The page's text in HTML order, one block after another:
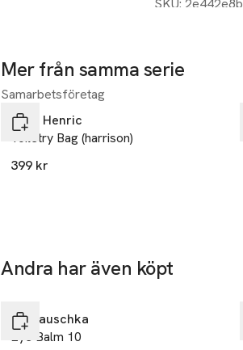
försiktigt upp
SKU:
Mer från samma serie
Hoppa över bildspelet
Samarbetsföretag
John Henric
Toiletry Bag (harrison)
399 kr
Andra har även köpt
Dr. Hauschka
Eye Balm 10